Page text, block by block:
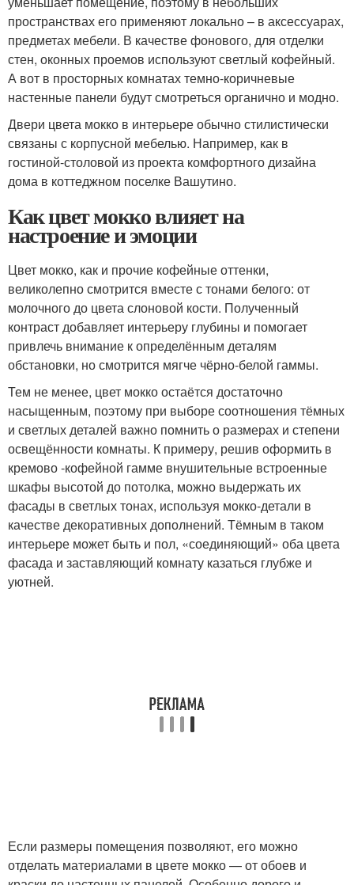
пространствах его применяют локально – в аксессуарах,
предметах мебели. В качестве фонового, для отделки
стен, оконных проемов используют светлый кофейный.
А вот в просторных комнатах темно-коричневые
настенные панели будут смотреться органично и модно.
Двери цвета мокко в интерьере обычно стилистически
связаны с корпусной мебелью. Например, как в
гостиной-столовой из проекта комфортного дизайна
дома в коттеджном поселке Вашутино.
Как цвет мокко влияет на
настроение и эмоции
Цвет мокко, как и прочие кофейные оттенки,
великолепно смотрится вместе с тонами белого: от
молочного до цвета слоновой кости. Полученный
контраст добавляет интерьеру глубины и помогает
привлечь внимание к определённым деталям
обстановки, но смотрится мягче чёрно-белой гаммы.
Тем не менее, цвет мокко остаётся достаточно
насыщенным, поэтому при выборе соотношения тёмных
и светлых деталей важно помнить о размерах и степени
освещённости комнаты. К примеру, решив оформить в
кремово -кофейной гамме внушительные встроенные
шкафы высотой до потолка, можно выдержать их
фасады в светлых тонах, используя мокко-детали в
качестве декоративных дополнений. Тёмным в таком
интерьере может быть и пол, «соединяющий» оба цвета
фасада и заставляющий комнату казаться глубже и
уютней.
Если размеры помещения позволяют, его можно
отделать материалами в цвете мокко — от обоев и